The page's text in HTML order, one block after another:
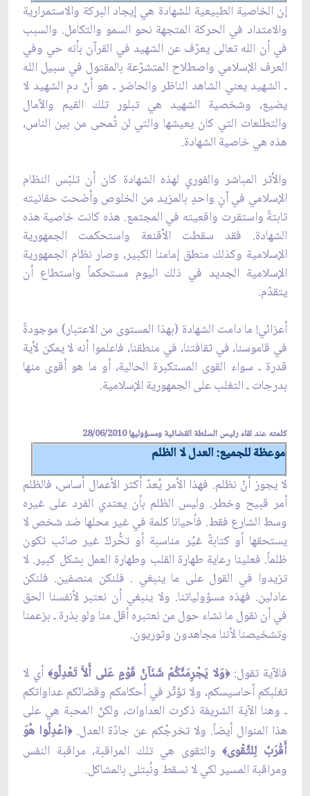
إن الخاصية الطبيعية للشهادة هي إيجاد البركة والاستمرارية
والامتداد في الحركة المتجهة نحو السمو والتكامل. والسبب
في أن الله تعالى يعرّف عن الشهيد في القرآن بأنه حي وفي
العرف الإسلامي واصطلاح المتشرّعة بالمقتول في سبيل الله
ـ الشهيد يعني الشاهد الناظر والحاضر ـ هو أنّ دم الشهيد لا
يضيع، وشخصية الشهيد هي تبلور تلك القيم والآمال
والتطلعات التي كان يعيشها والتي لن تُمحى من بين الناس،
هذه هي خاصية الشهادة.
والأثر المباشر والفوري لهذه الشهادة كان أن تلبّس النظام
الإسلامي في آنٍ واحدٍ بالمزيد من الخلوص وأضحت حقانيته
ثابتةً واستقرت واقعيته في المجتمع. هذه كانت خاصية هذه
الشهادة. فقد سقطت الأقنعة واستحكمت الجمهورية
الإسلامية وكذلك منطق إمامنا الكبير، وصار نظام الجمهورية
الإسلامية الجديد في ذلك اليوم مستحكماً واستطاع أن
يتقدّم.
أعزائي! ما دامت الشهادة (بهذا المستوى من الاعتبار) موجودةً
في قاموسنا، في ثقافتنا، في منطقنا، فاعلموا أنه لا يمكن لأية
قدرة ـ سواء القوى المستكبرة الحالية، أو ما هو أقوى منها
بدرجات ـ التغلب على الجمهورية الإسلامية.
كلمته عند لقاء رئيس السلطة القضائية ومسؤوليها 28/06/2010
موعظة للجميع: العدل لا الظلم
لا يجوز أنْ نظلم. فهذا الأمر يُعدّ أكثر الأعمال أساس، فالظلم
أمر قبيح وخطر. وليس الظلم بأن يعتدي الفرد على غيره
وسط الشارع فقط. فأحيانا كلمة في غير محلها ضد شخص لا
يستحقها أو كتابةٌ غيُر مناسبة أو تحُّركٌ غير صائب تكون
ظلماً. فعلينا رعاية طهارة القلب وطهارة العمل بشكل كبير. لا
تزيدوا في القول على ما ينبغي . فلنكن منصفين. فلنكن
عادلين. فهذه مسؤولياتنا. ولا ينبغي أن نعتبر لأنفسنا الحق
في أن نقول ما نشاء حول من نعتبره أقل منا ولو بذرة ـ بزعمنا
وتشخيصنا لأننا مجاهدون وثوريون.
فالآية تقول:﴿وَلا يَجْرِمَنَّكُمْ شَنَآنُ قَوْمٍ عَلى‏ أَلاَّ تَعْدِلُو﴾أي لا
تغلبكم أحاسيسكم، ولا تؤثّر في أحكامكم وقضائكم عداواتكم
ـ وهنا الآية الشريفة ذكرت العداوات، ولكنّ المحبة هي على
هذا المنوال أيضاً. ولا تخرجْكم عن جادّة العدل.﴿اعْدِلُوا هُوَ
أَقْرَبُ لِلتَّقْوى‏﴾والتقوى هي تلك المراقبة، مراقبة النفس
ومراقبة المسير لكي لا نسقط ونُبتلى بالمشاكل.